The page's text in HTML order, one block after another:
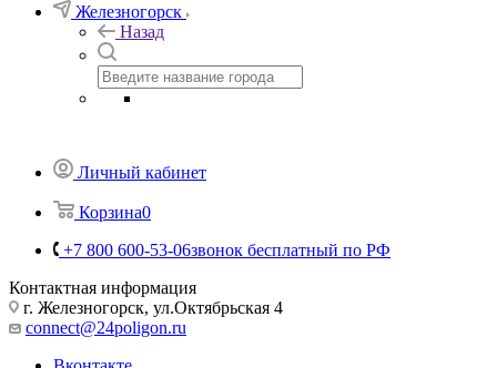
Железногорск
Назад
Личный кабинет
Корзина0
+7 800 600-53-06звонок бесплатный по РФ
Контактная информация
г. Железногорск, ул.Октябрьская 4
connect@24poligon.ru